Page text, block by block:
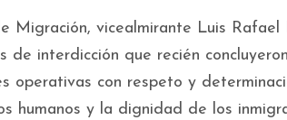
Migración, vicealmirante Luis Rafael
interdicción que recién
operativas con respeto y
humanos y la dignidad de los